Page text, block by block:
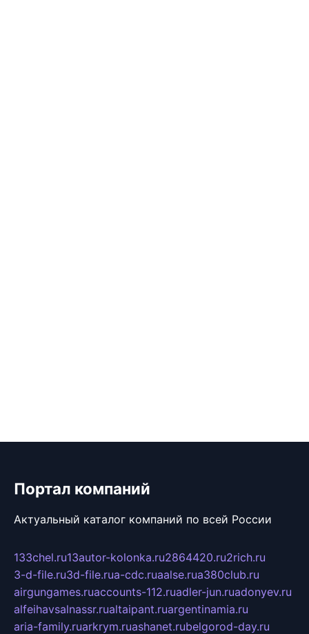
Портал компаний
Актуальный каталог компаний по всей России
133chel.ru13autor-kolonka.ru2864420.ru2rich.ru
3-d-file.ru3d-file.rua-cdc.ruaalse.rua380club.ru
airgungames.ruaccounts-112.ruadler-jun.ruadonyev.ru
alfeihavsalnassr.rualtaipant.ruargentinamia.ru
aria-family.ruarkrym.ruashanet.rubelgorod-day.ru